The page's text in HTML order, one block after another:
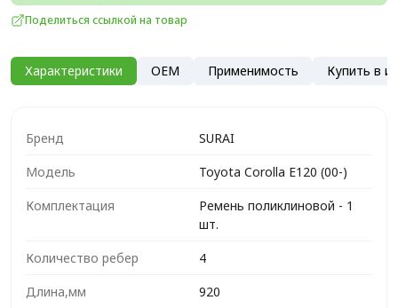
Поделиться ссылкой на товар
Характеристики OEM Применимость Купить в
Бренд
SURAI
Модель
Toyota Corolla E120 (00-)
Комплектация
Ремень поликлиновой - 1
шт.
Количество ребер
4
Длина,мм
920